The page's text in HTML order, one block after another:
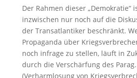
Der Rahmen dieser „Demokratie“
inzwischen nur noch auf die
der Transatlantiker beschränkt.
Propaganda über
noch infrage zu stellen, läuft in
durch die Verschärfung des
(Verharmlosung von